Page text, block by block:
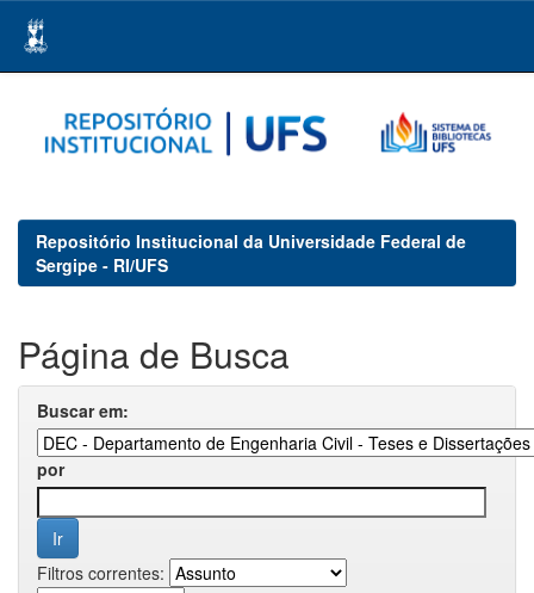
navigation
Repositório Institucional da Universidade Federal de
Sergipe - RI/UFS
Página de Busca
Buscar em:
por
Filtros correntes: